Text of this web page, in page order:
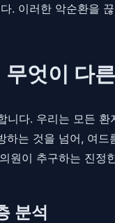
. 이러한 악순환을
엇이 다
다. 우리는 모든
는 것을 넘어, 여
원이 추구하는 진정
분석